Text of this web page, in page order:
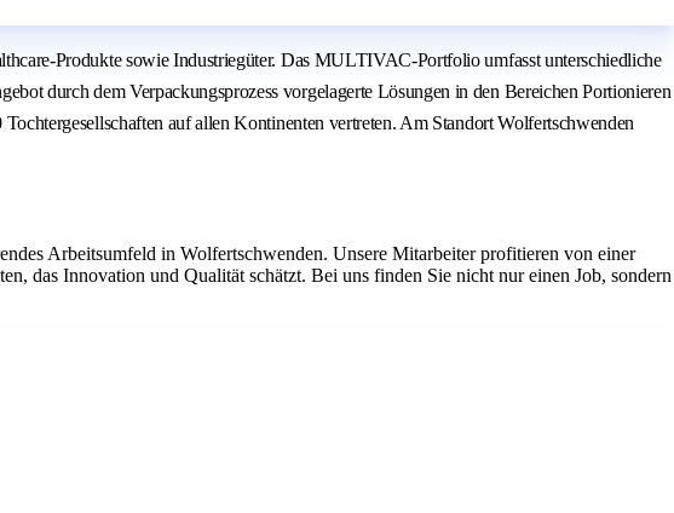
Produkte sowie Industriegüter. Das MULTIVAC-Portfolio umfasst unterschiedliche
durch dem Verpackungsprozess vorgelagerte Lösungen in den Bereichen Portionieren
auf allen Kontinenten vertreten. Am Standort Wolfertschwenden
Arbeitsumfeld in Wolfertschwenden. Unsere Mitarbeiter profitieren von einer
das Innovation und Qualität schätzt. Bei uns finden Sie nicht nur einen Job, sondern